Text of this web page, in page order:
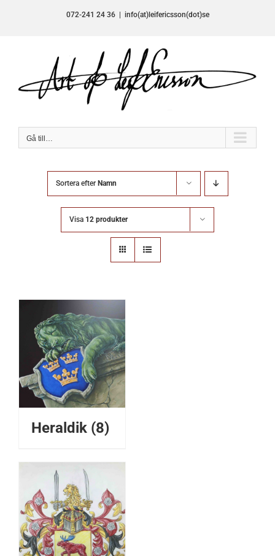
072-241 24 36 info(at)leifericsson(dot)se
Gå till…
Sortera efter Namn
Visa 12 produkter
Heraldik (8)